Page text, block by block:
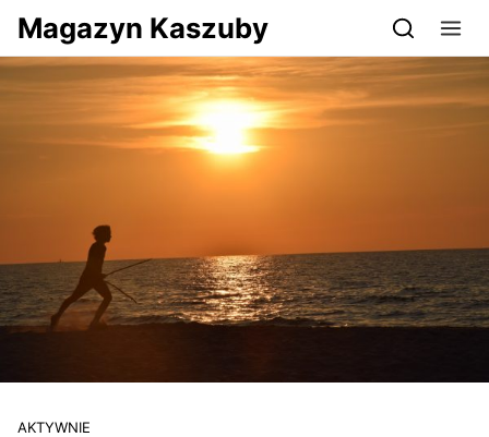
Przejdź do serwisu magazynkaszuby.pl
Magazyn Kaszuby
AKTYWNIE